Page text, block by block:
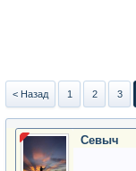
< Назад 1 2 3
Севыч